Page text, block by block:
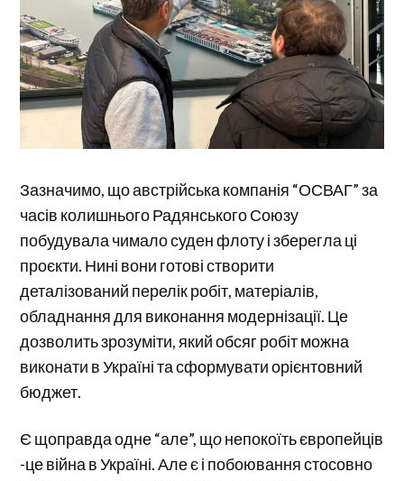
Зазначимо, що австрійська компанія “ОСВАГ” за
часів колишнього Радянського Союзу
побудувала чимало суден флоту і зберегла ці
проєкти. Нині вони готові створити
деталізований перелік робіт, матеріалів,
обладнання для виконання модернізації. Це
дозволить зрозуміти, який обсяг робіт можна
виконати в Україні та сформувати орієнтовний
бюджет.
Є щоправда одне “але”, щонепокоїть європейців
-це війна в Україні. Але є і побоювання стосовно